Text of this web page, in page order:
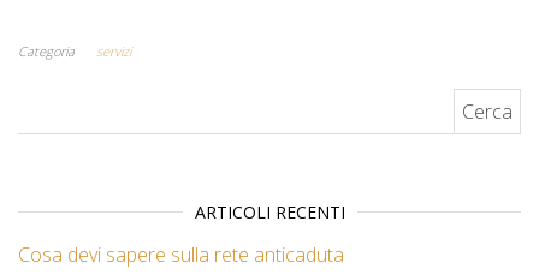
Categoria servizi
ARTICOLI RECENTI
Cosa devi sapere sulla rete anticaduta